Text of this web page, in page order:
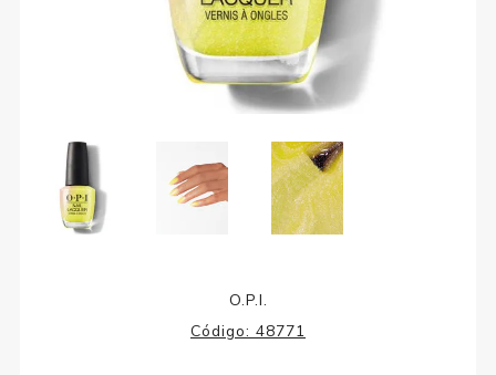
O.P.I.
Código: 48771